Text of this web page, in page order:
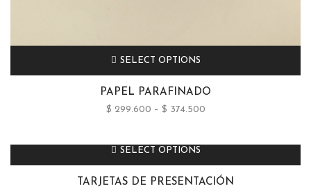
SELECT OPTIONS
PAPEL PARAFINADO
$ 299.600 – $ 374.500
SELECT OPTIONS
TARJETAS DE PRESENTACIÓN